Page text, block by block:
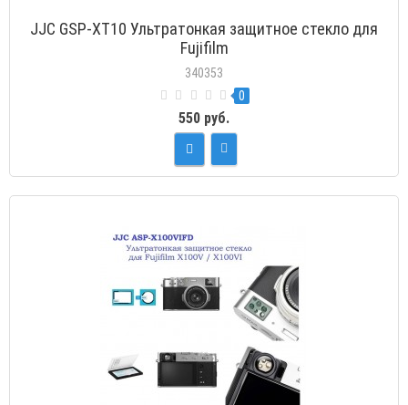
JJC GSP-XT10 Ультратонкая защитное стекло для
Fujifilm
340353
0
550 руб.